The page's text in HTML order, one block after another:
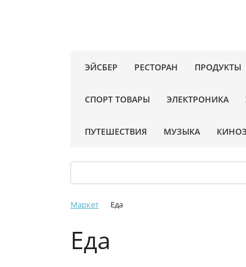
ЭЙСБЕР РЕСТОРАН ПРОДУКТЫ
СПОРТ ТОВАРЫ ЭЛЕКТРОНИКА
ПУТЕШЕСТВИЯ МУЗЫКА
Маркет Еда
Еда